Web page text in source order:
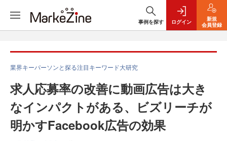
事例を探す ログイン
新規
会員登録
業界キーパーソンと探る注目キーワード大研究
求人応募率の改善に動画広告は大き
なインパクトがある、ビズリーチが
明かすFacebook広告の効果